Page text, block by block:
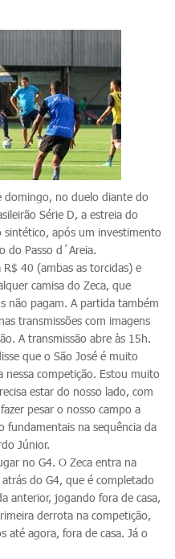
domingo, no duelo diante do
Série D, a estreia do
após um investimento
do Passo d´Areia.
40 (ambas as torcidas) e
camisa do Zeca, que
não pagam. A partida também
transmissões com imagens
A transmissão abre às 15h.
que o São José é muito
nessa competição. Estou muito
estar do nosso lado, com
pesar o nosso campo a
fundamentais na sequência da
Júnior.
no G4. O Zeca entra na
do G4, que é completado
anterior, jogando fora de casa,
derrota na competição,
agora, fora de casa. Já o